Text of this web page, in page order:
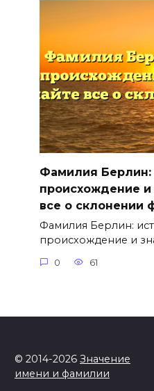
Фамилия Берлин:
происхождение и
все о склонении
Фамилия Берлин:
происхождение и
0 61
© 2014-2026 Значение
имени и фамилии